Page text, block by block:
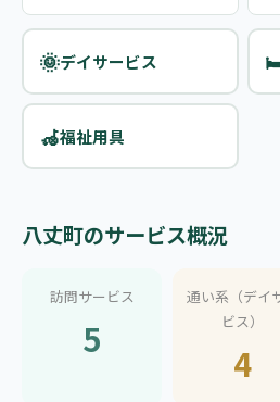
🌞デイサービス
🦽福祉用具
八丈町のサービス概況
訪問サービス
5
通い系（デイ
ビス）
4